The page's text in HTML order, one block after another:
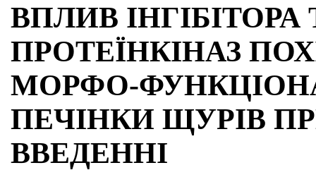
ВПЛИВ
ПРОТЕЇНКІНАЗ
МОРФО-
ПЕЧІНКИ ЩУРІВ
ВВЕДЕННІ